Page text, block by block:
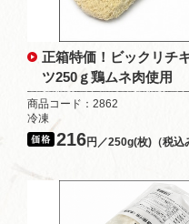
正箱特価！ビックリチ
ツ250ｇ鶏ムネ肉使用
商品コード：2862
冷凍
216円／250g(枚)（税込